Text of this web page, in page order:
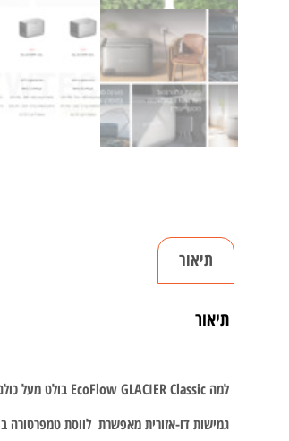
תיאור
תיאור
למה EcoFlow GLACIER Classic בולט מעל כולם
גמישות דו-אזורית מאפשרת לווסת טמפרטורה ב 2 אזורים ניפרדים